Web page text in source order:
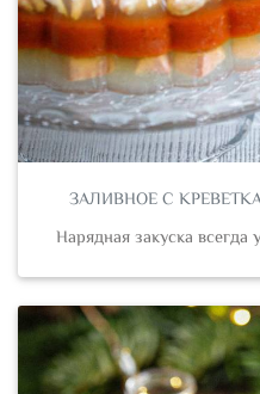
ЗАЛИВНОЕ С
Нарядная закуска